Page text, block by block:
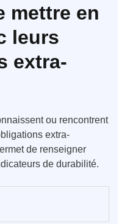
mettre en
leurs
extra-
ou rencontrent
extra-
de renseigner
de durabilité.